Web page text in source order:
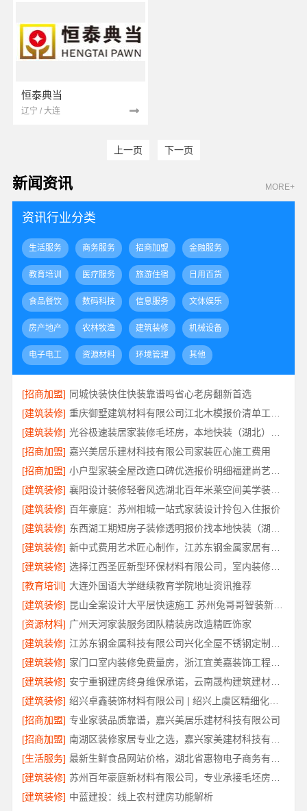
恒泰典当
辽宁 / 大连
上一页 下一页
新闻资讯 MORE+
资讯行业分类
生活服务 商务服务 招商加盟 金融服务
教育培训 医疗服务 旅游住宿 日用百货
食品餐饮 数码科技 信息服务 文体娱乐
房产地产 农林牧渔 建筑装修 机械设备
电子电工 资源材料 环境管理 其他
[招商加盟] 同城快装快住快装靠谱吗省心老房翻新首选
[建筑装修]
[建筑装修]
[招商加盟] 嘉兴美居乐建材科技有限公司家装匠心施工费用
[招商加盟]
[建筑装修]
襄阳设计装修轻奢风选湖北百年米莱空间美学装饰材料有限公司
[建筑装修] 百年豪庭：苏州相城一站式家装设计拎包入住报价
[建筑装修]
[建筑装修]
[建筑装修]
选择江西圣匠新型环保材料有限公司，室内装修设计施工厂家
[教育培训] 大连外国语大学继续教育学院地址资讯推荐
[建筑装修]
昆山全案设计大平层快速施工 苏州兔哥哥智装新材料
[资源材料] 广州天河家装服务团队精装房改造精匠饰家
[建筑装修]
[建筑装修]
家门口室内装修免费量房，浙江宜美嘉装饰工程有限公司上门服务
[建筑装修]
安宁重钢建房终身维保承诺，云南晟构建筑建材有限公司保障
[建筑装修]
绍兴卓鑫装饰材料有限公司 | 绍兴上虞区精细化全包质量有保障
[招商加盟] 专业家装品质靠谱，嘉兴美居乐建材科技有限公司
[招商加盟]
[生活服务]
[建筑装修]
[建筑装修] 中蓝建投：线上农村建房功能解析